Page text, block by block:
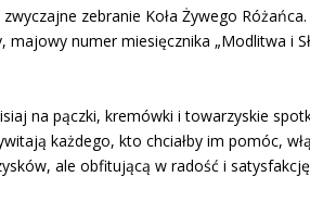
zebranie Koła Żywego
majowy numer miesięcznika „Modlitwa i
na pączki, kremówki i towarzyskie
każdego, kto chciałby im pomóc,
ale obfitującą w radość i